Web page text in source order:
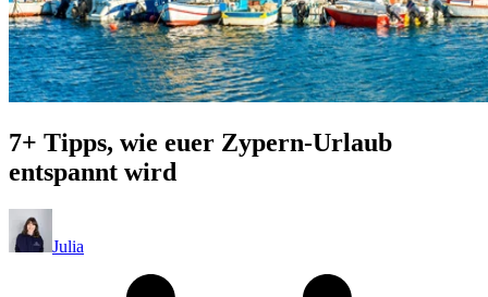
7+ Tipps, wie euer Zypern-Urlaub
entspannt wird
Julia